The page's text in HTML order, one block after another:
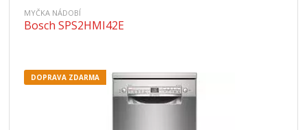
MYČKA NÁDOBÍ
Bosch SPS2HMI42E
DOPRAVA ZDARMA